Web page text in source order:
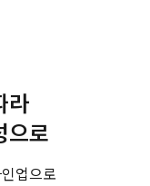
라
으로
업으로